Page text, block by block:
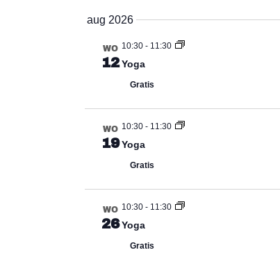
datum
aug 2026
WO
12
10:30- 11:30
Yoga
Gratis
WO
19
10:30- 11:30
Yoga
Gratis
WO
26
10:30- 11:30
Yoga
Gratis